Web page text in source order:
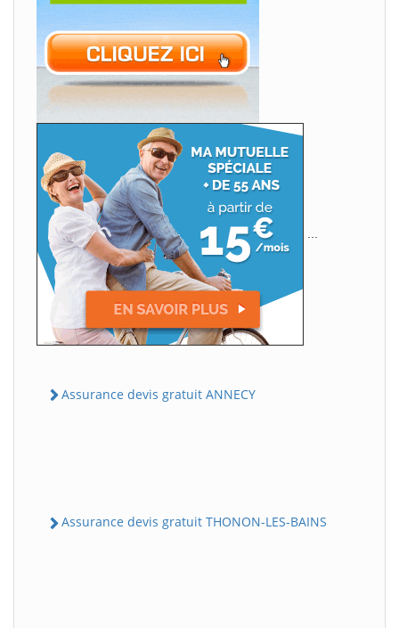
Assurance devis gratuit ANNECY
Assurance devis gratuit THONON-LES-BAINS